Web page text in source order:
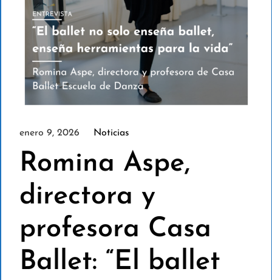
enero 9, 2026 Noticias
Romina Aspe,
directora y
profesora Casa
Ballet: “El ballet